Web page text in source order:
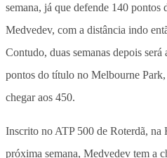
semana, já que defende 140 pontos
Medvedev, com a distância indo
Contudo, duas semanas depois
pontos do título no Melbourne
chegar aos 450.
Inscrito no ATP 500 de Roterdã, na
próxima semana, Medvedev tem a